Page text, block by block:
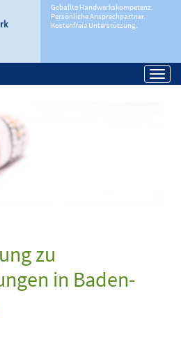
Geballte Handwerkskompetenz.
Persönliche Ansprechpartner.
Kostenfreie Unterstützung.
zu
in Baden-